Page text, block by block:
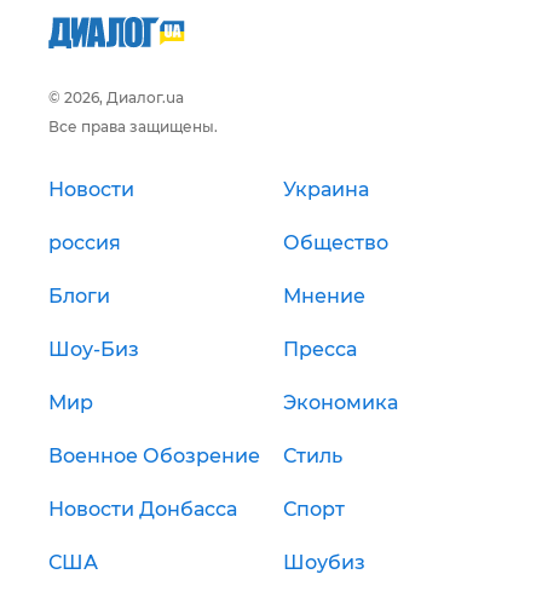
© 2026, Диалог.ua
Все права защищены.
Новости Украина
россия Общество
Блоги Мнение
Шоу-Биз Пресса
Мир Экономика
Военное Обозрение Стиль
Новости Донбасса Спорт
США Шоубиз